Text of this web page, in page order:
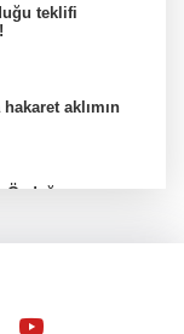
teklifi
aklımın
Özdağ:
"Bayrak
bulundu!